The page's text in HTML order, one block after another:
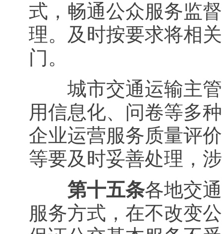
式，畅通公众服务监
理。及时按要求将相
门。
城市交通运输主管
用信息化、问卷等多
企业运营服务质量评
等要及时妥善处理，
第十五条各地交
服务方式，在不改变